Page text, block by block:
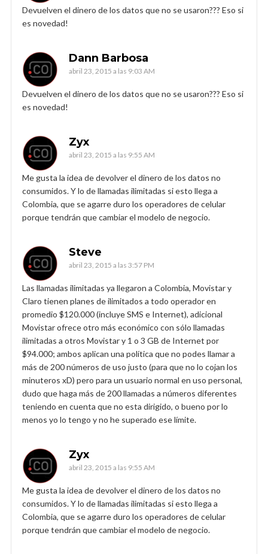
Devuelven el dinero de los datos que no se usaron??? Eso si
es novedad!
Dann Barbosa
abril 23, 2015 a las 9:03 AM
Devuelven el dinero de los datos que no se usaron??? Eso si
es novedad!
Zyx
abril 23, 2015 a las 9:55 AM
Me gusta la idea de devolver el dinero de los datos no
consumidos. Y lo de llamadas ilimitadas si esto llega a
Colombia, que se agarre duro los operadores de celular
porque tendrán que cambiar el modelo de negocio.
Steve
abril 23, 2015 a las 3:57 PM
Las llamadas ilimitadas ya llegaron a Colombia, Movistar y
Claro tienen planes de ilimitados a todo operador en
promedio $120.000 (incluye SMS e Internet), adicional
Movistar ofrece otro más económico con sólo llamadas
ilimitadas a otros Movistar y 1 o 3 GB de Internet por
$94.000; ambos aplican una política que no podes llamar a
más de 200 números de uso justo (para que no lo cojan los
minuteros xD) pero para un usuario normal en uso personal,
dudo que haga más de 200 llamadas a números diferentes
teniendo en cuenta que no esta dirigido, o bueno por lo
menos yo lo tengo y no he superado ese límite.
Zyx
abril 23, 2015 a las 9:55 AM
Me gusta la idea de devolver el dinero de los datos no
consumidos. Y lo de llamadas ilimitadas si esto llega a
Colombia, que se agarre duro los operadores de celular
porque tendrán que cambiar el modelo de negocio.